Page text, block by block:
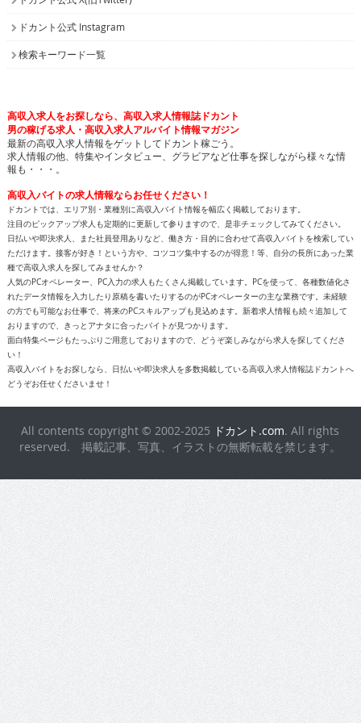
ドカント公式 Instagram
検索キーワード一覧
高収入求人をお探しなら、高収入求人情報誌ドカント
男の稼げる求人・高収入求人アルバイト情報マガジン
最新の高収入求人情報をゲットしてドカント稼ごう。
求人情報の他、特集やインタビュー、グラビアなど仕事を探しながら様々な情
報も・・・。
高収入バイトの求人情報ならお任せください！
ドカントでは、エリア別・業種別に高収入バイト情報を幅広く掲載しております。
注目のピックアップ求人も定期的に更新して参りますので、是非チェックしてみてください。
日払いや即決求人、また社員登用ありなど、働き方・目的に合わせて高収入バイトを検索してい
ただけます。接客が好き！という方や、コツコツ集中するのが得意！等、自分の長所にあった業
種で高収入求人を探してみませんか？
人気のPCオペレーター、PC入力の求人もたくさん掲載しています。PCを使って、各種数値化さ
れたデータ情報を入力したり原稿を書いたりするのがPCオペレーターの主な業務です。未経験
の方でも可能なお仕事で、将来のPCスキルアップも見込めます。新着求人情報も続々追加して
おりますので、きっとアナタに合ったバイトが見つかります。
面白特集ページもたっぷりご用意しておりますので、どうぞ楽しみながら求人を探してくださ
い！
高収入バイトをお探しなら、日払いや即決求人を多数掲載している高収入求人情報誌ドカントへ
どうぞお任せくださいませ！
All contents copyright © 2002-2025 ドカント.com. All rights
reserved. 掲載記事、写真、イラストの無断転載を禁じます。